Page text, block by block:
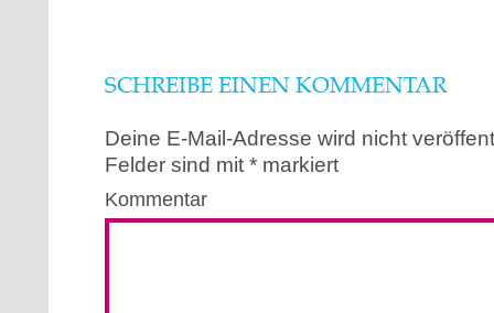
SCHREIBE EINEN KOMMENTAR
Deine E-Mail-Adresse wird nicht
Felder sind mit * markiert
Kommentar